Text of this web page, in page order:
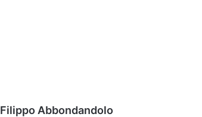
Filippo Abbondandolo